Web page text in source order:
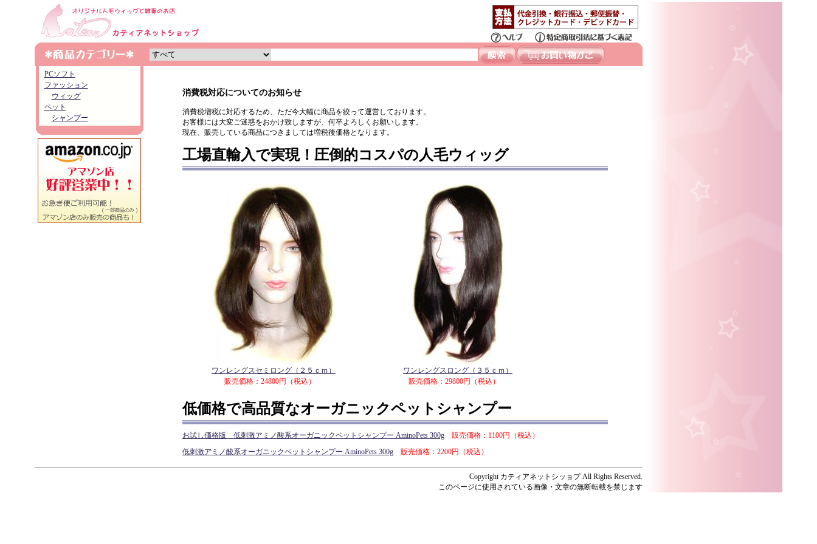
PCソフト
ファッション
ウィッグ
ペット
シャンプー
消費税対応についてのお知らせ
消費税増税に対応するため、ただ今大幅に商品を絞って運営しております。
お客様には大変ご迷惑をおかけ致しますが、何卒よろしくお願いします。
現在、販売している商品につきましては増税後価格となります。
工場直輸入で実現！圧倒的コスパの人毛ウィッグ
ワンレングスセミロング（２５ｃｍ）
販売価格：24800円（税込）
ワンレングスロング（３５ｃｍ）
販売価格：29800円（税込）
低価格で高品質なオーガニックペットシャンプー
お試し価格版 低刺激アミノ酸系オーガニックペットシャンプー AminoPets 300g
販売価格：1100円（税込）
低刺激アミノ酸系オーガニックペットシャンプー AminoPets 300g
販売価格：2200円（税込）
Copyright カティアネットシッョプ All Rights Reserved.
このページに使用されている画像・文章の無断転載を禁じます